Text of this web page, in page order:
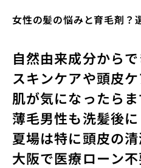
女性の髪の悩みと育毛剤？
自然由来成分から
スキンケアや頭皮
肌が気になったら
薄毛男性も洗髪後
夏場は特に頭皮の
大阪で医療ローン